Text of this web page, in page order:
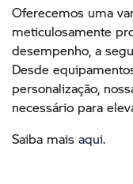
Oferecemos uma
meticulosamente
desempenho, a
Desde
personalização,
necessário para
Saiba mais aqui.